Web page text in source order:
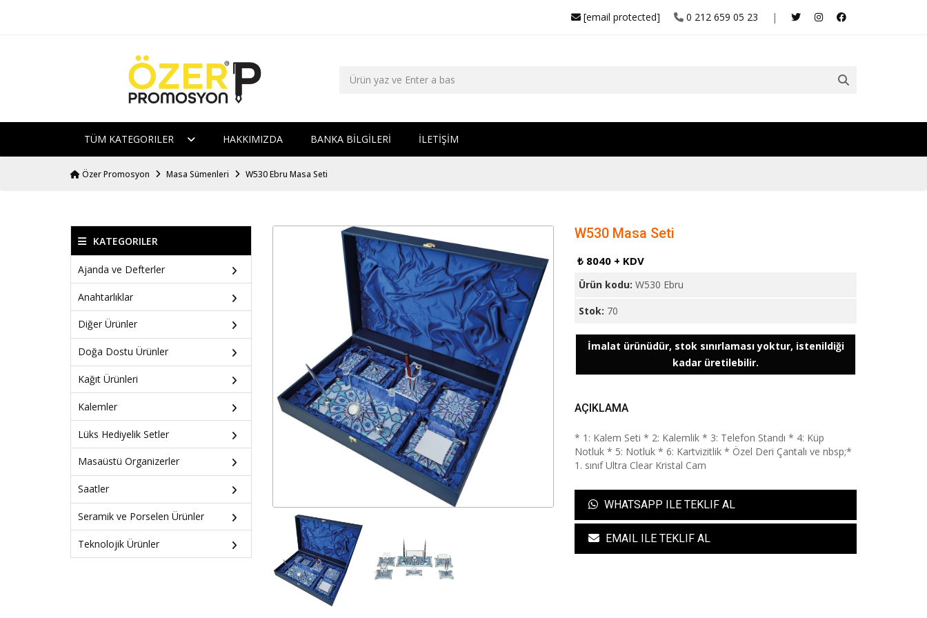
|
0 212 659 05 23
[email protected]
TÜM KATEGORILER HAKKIMIZDA BANKA BİLGİLERİ İLETİŞİM
Özer Promosyon Masa Sümenleri W530 Ebru Masa Seti
KATEGORILER
Ajanda ve Defterler
Anahtarlıklar
Diğer Ürünler
Doğa Dostu Ürünler
Kağıt Ürünleri
Kalemler
Lüks Hediyelik Setler
Masaüstü Organizerler
Saatler
Seramik ve Porselen Ürünler
Teknolojik Ürünler
W530 Masa Seti
₺ 8040 + KDV
Ürün kodu:W530 Ebru
Stok: 70
İmalat ürünüdür, stok sınırlaması yoktur, istenildiği
kadar üretilebilir.
AÇIKLAMA
* 1: Kalem Seti * 2: Kalemlik * 3: Telefon Standı * 4: Küp
Notluk * 5: Notluk * 6: Kartvizitlik * Özel Deri Çantalı ve nbsp;*
1. sınıf Ultra Clear Kristal Cam
WHATSAPP ILE TEKLIF AL
EMAIL ILE TEKLIF AL